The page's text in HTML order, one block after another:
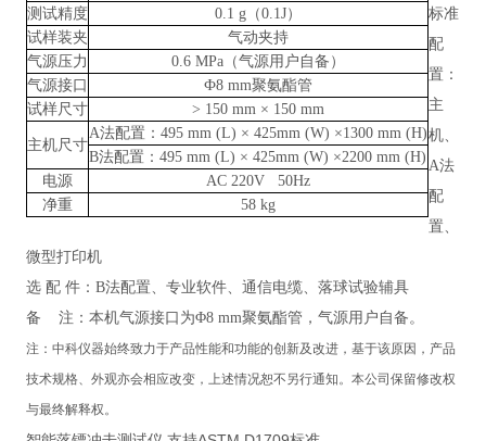
测试精度
0.1 g（0.1J）
试样装夹
气动夹持
气源压力
0.6 MPa（气源用户自备）
气源接口
Ф8 mm聚氨酯管
试样尺寸
> 150 mm × 150 mm
主机尺寸
A法配置：495 mm (L) × 425mm (W) ×1300 mm (H)
B法配置：495 mm (L) × 425mm (W) ×2200 mm (H)
电源
AC 220V 50Hz
净重
58 kg
标准
配
置：
主
机、
A法
配
置、
微型打印机
选 配 件： B法配置、专业软件、通信电缆、落球试验辅具
备
注：本机气源接口为Φ8 mm聚氨酯管，气源用户自备。
注： 中科仪器始终致力于产品性能和功能的创新及改进，基于该原因，产品
技术规格、外观亦会相应改变，上述情况恕不另行通知。本公司保留修改权
与最终解释权。